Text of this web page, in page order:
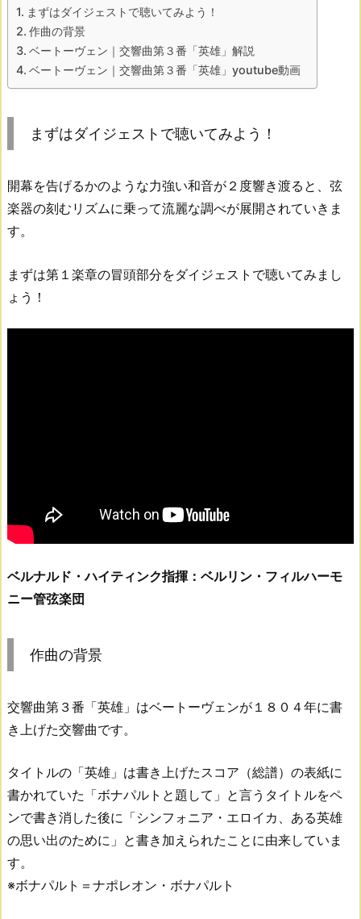
まずはダイジェストで聴いてみよう！
作曲の背景
ベートーヴェン｜交響曲第３番「英雄」解説
ベートーヴェン｜交響曲第３番「英雄」youtube動画
まずはダイジェストで聴いてみよう！
開幕を告げるかのような力強い和音が２度響き渡ると、弦
楽器の刻むリズムに乗って流麗な調べが展開されていきま
す。
まずは第１楽章の冒頭部分をダイジェストで聴いてみまし
ょう！
ベルナルド・ハイティンク指揮：ベルリン・フィルハーモ
ニー管弦楽団
作曲の背景
交響曲第３番「英雄」はベートーヴェンが１８０４年に書
き上げた交響曲です。
タイトルの「英雄」は書き上げたスコア（総譜）の表紙に
書かれていた「ボナパルトと題して」と言うタイトルをペ
ンで書き消した後に「シンフォニア・エロイカ、ある英雄
の思い出のために」と書き加えられたことに由来していま
す。
※ボナパルト＝ナポレオン・ボナパルト